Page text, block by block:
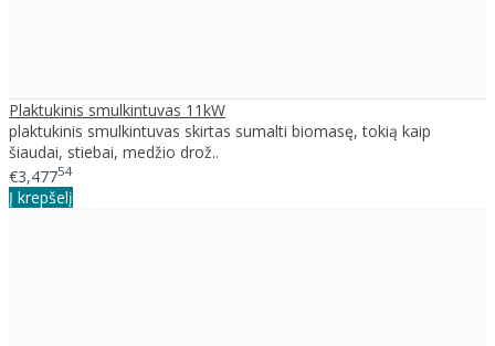
Plaktukinis smulkintuvas 11kW
plaktukinis smulkintuvas skirtas sumalti biomasę, tokią kaip
šiaudai, stiebai, medžio drož..
€3,47754
Į krepšelį